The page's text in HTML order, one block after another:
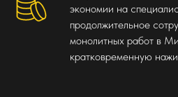
экономии на
продолжительное
монолитных работ в
кратковременную